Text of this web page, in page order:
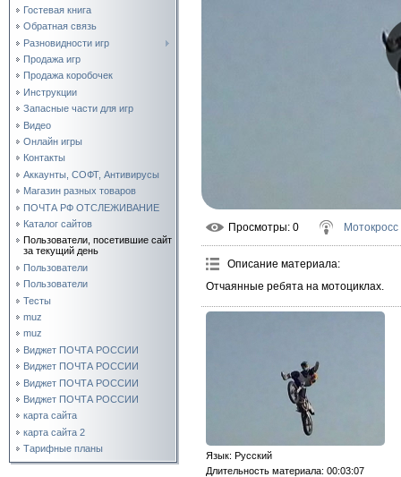
Гостевая книга
Обратная связь
Разновидности игр
Продажа игр
Продажа коробочек
Инструкции
Запасные части для игр
Видео
Онлайн игры
Контакты
Аккаунты, СОФТ, Антивирусы
Магазин разных товаров
ПОЧТА РФ ОТСЛЕЖИВАНИЕ
Каталог сайтов
Пользователи, посетившие сайт
за текущий день
Пользователи
Пользователи
Тесты
muz
muz
Виджет ПОЧТА РОССИИ
Виджет ПОЧТА РОССИИ
Виджет ПОЧТА РОССИИ
Виджет ПОЧТА РОССИИ
карта сайта
карта сайта 2
Тарифные планы
Просмотры: 0 Мотокросс
Описание материала:
Отчаянные ребята на мотоциклах.
Язык: Русский
Длительность материала: 00:03:07